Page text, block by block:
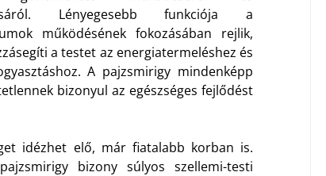
Lényegesebb funkciója a
működésének fokozásában rejlik,
a testet az energiatermeléshez és
A pajzsmirigy mindenképp
bizonyul az egészséges fejlődést
idézhet elő, már fiatalabb korban is.
bizony súlyos szellemi-testi